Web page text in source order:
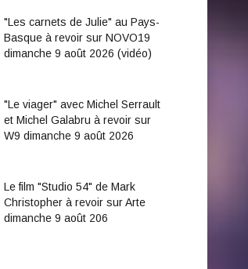
"Les carnets de Julie" au Pays-
Basque à revoir sur NOVO19
dimanche 9 août 2026 (vidéo)
"Le viager" avec Michel Serrault
et Michel Galabru à revoir sur
W9 dimanche 9 août 2026
Le film "Studio 54" de Mark
Christopher à revoir sur Arte
dimanche 9 août 206